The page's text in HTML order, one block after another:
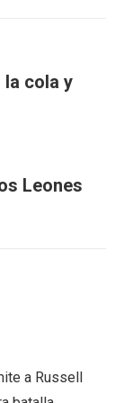
la cola y
Leones
a Russell